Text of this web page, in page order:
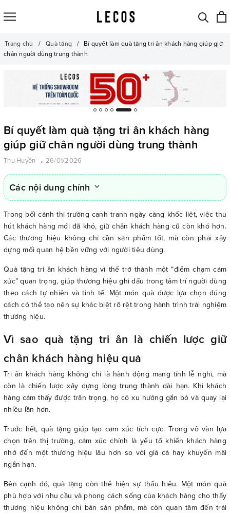
Trang chủ Quà tặng
Bí quyết làm quà tặng tri ân khách hàng giúp giữ
chân người dùng trung thành
Bí quyết làm quà tặng tri ân khách hàng
giúp giữ chân người dùng trung thành
Thu Huyền 26/01/2026
Các nội dung chính
Trong bối cảnh thị trường cạnh tranh ngày càng khốc liệt, việc thu
hút khách hàng mới đã khó, giữ chân khách hàng cũ còn khó hơn.
Các thương hiệu không chỉ cần sản phẩm tốt, mà còn phải xây
dựng mối quan hệ bền vững với người tiêu dùng.
Quà tặng tri ân khách hàng vì thế trở thành một “điểm chạm cảm
xúc” quan trọng, giúp thương hiệu ghi dấu trong tâm trí người dùng
theo cách tự nhiên và tinh tế. Một món quà được lựa chọn đúng
cách có thể tạo nên sự khác biệt rõ rệt trong hành trình trải nghiệm
thương hiệu.
Vì sao quà tặng tri ân là chiến lược giữ
chân khách hàng hiệu quả
Tri ân khách hàng không chỉ là hành động mang tính lễ nghi, mà
còn là chiến lược xây dựng lòng trung thành dài hạn. Khi khách
hàng cảm thấy được trân trọng, họ có xu hướng gắn bó và quay lại
nhiều lần hơn.
Trước hết, quà tặng giúp tạo cảm xúc tích cực. Trong vô vàn lựa
chọn trên thị trường, cảm xúc chính là yếu tố khiến khách hàng
nhớ đến một thương hiệu lâu hơn so với giá cả hay khuyến mãi
ngắn hạn.
Bên cạnh đó, quà tặng còn thể hiện sự thấu hiểu. Một món quà
phù hợp với nhu cầu và phong cách sống của khách hàng cho thấy
thương hiệu không chỉ bán sản phẩm, mà còn quan tâm đến trải